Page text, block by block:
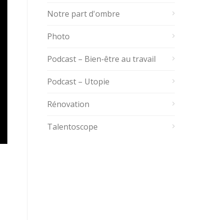
Notre part d'ombre
Photo
Podcast – Bien-être au travail
Podcast – Utopie
Rénovation
Talentoscope